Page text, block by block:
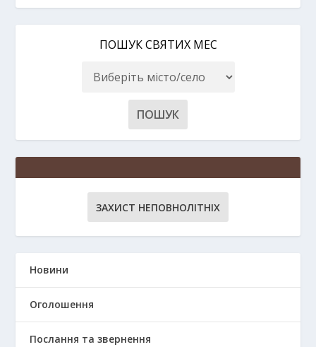
ПОШУК СВЯТИХ МЕС
ЗАХИСТ НЕПОВНОЛІТНІХ
Новини
Оголошення
Послання та звернення